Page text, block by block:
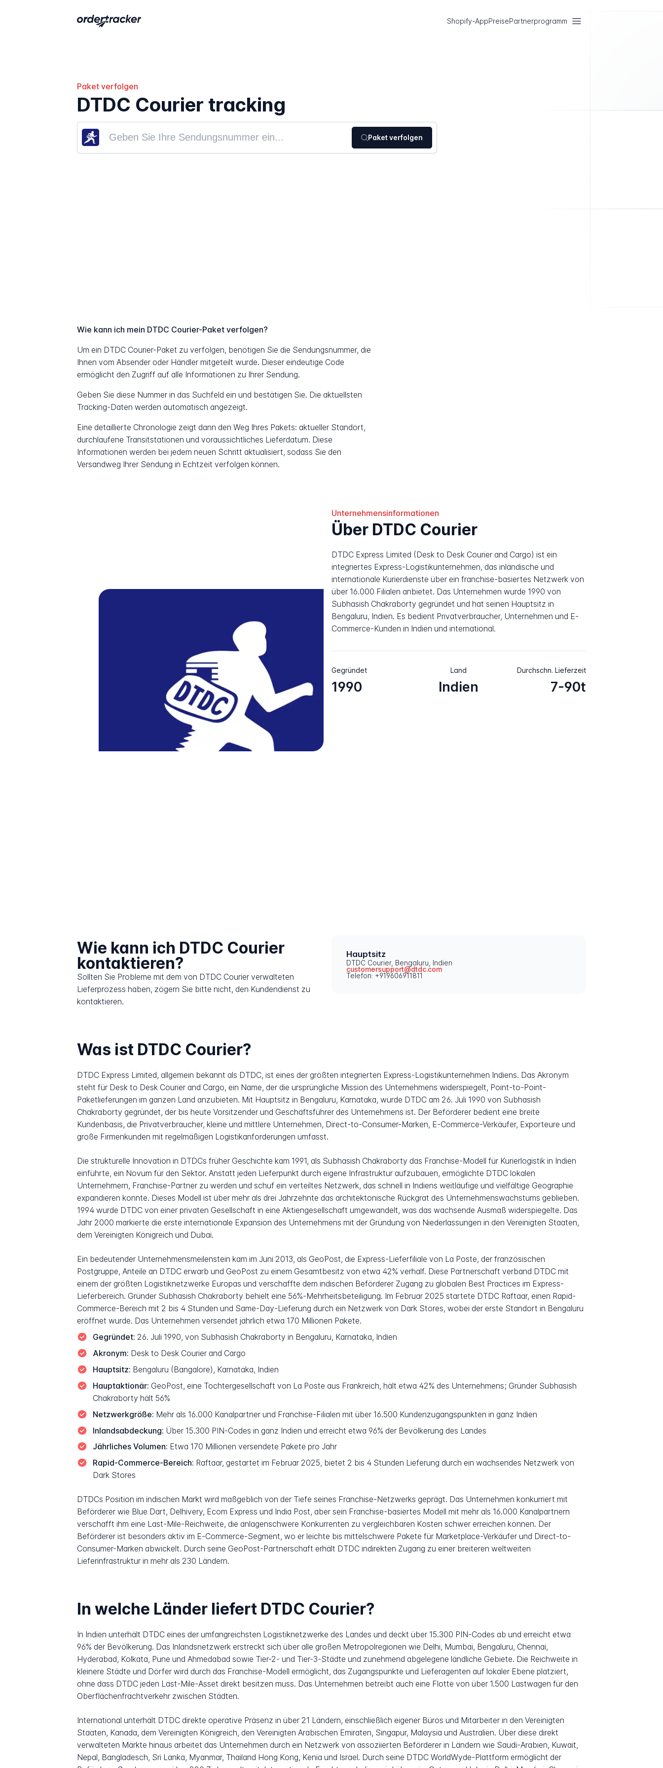
Shopify-AppPreisePartnerprogramm
Paket verfolgen
DTDC Courier tracking
Paket verfolgen
Wie kann ich mein DTDC Courier-Paket verfolgen?
Um ein DTDC Courier-Paket zu verfolgen, benötigen Sie die Sendungsnummer, die
Ihnen vom Absender oder Händler mitgeteilt wurde. Dieser eindeutige Code
ermöglicht den Zugriff auf alle Informationen zu Ihrer Sendung.
Geben Sie diese Nummer in das Suchfeld ein und bestätigen Sie. Die aktuellsten
Tracking-Daten werden automatisch angezeigt.
Eine detaillierte Chronologie zeigt dann den Weg Ihres Pakets: aktueller Standort,
durchlaufene Transitstationen und voraussichtliches Lieferdatum. Diese
Informationen werden bei jedem neuen Schritt aktualisiert, sodass Sie den
Versandweg Ihrer Sendung in Echtzeit verfolgen können.
Unternehmensinformationen
Über DTDC Courier
DTDC Express Limited (Desk to Desk Courier and Cargo) ist ein
integriertes Express-Logistikunternehmen, das inländische und
internationale Kurierdienste über ein franchise-basiertes Netzwerk von
über 16.000 Filialen anbietet. Das Unternehmen wurde 1990 von
Subhasish Chakraborty gegründet und hat seinen Hauptsitz in
Bengaluru, Indien. Es bedient Privatverbraucher, Unternehmen und E-
Commerce-Kunden in Indien und international.
Gegründet
1990
Land
Indien
Durchschn. Lieferzeit
7-90t
Wie kann ich DTDC Courier
kontaktieren?
Sollten Sie Probleme mit dem von DTDC Courier verwalteten
Lieferprozess haben, zögern Sie bitte nicht, den Kundendienst zu
kontaktieren.
Hauptsitz
DTDC Courier, Bengaluru, Indien
customersupport@dtdc.com
Telefon: +919606911811
Was ist DTDC Courier?
DTDC Express Limited, allgemein bekannt als DTDC, ist eines der größten integrierten Express-Logistikunternehmen Indiens. Das Akronym
steht für Desk to Desk Courier and Cargo, ein Name, der die ursprüngliche Mission des Unternehmens widerspiegelt, Point-to-Point-
Paketlieferungen im ganzen Land anzubieten. Mit Hauptsitz in Bengaluru, Karnataka, wurde DTDC am 26. Juli 1990 von Subhasish
Chakraborty gegründet, der bis heute Vorsitzender und Geschäftsführer des Unternehmens ist. Der Beförderer bedient eine breite
Kundenbasis, die Privatverbraucher, kleine und mittlere Unternehmen, Direct-to-Consumer-Marken, E-Commerce-Verkäufer, Exporteure und
große Firmenkunden mit regelmäßigen Logistikanforderungen umfasst.
Die strukturelle Innovation in DTDCs früher Geschichte kam 1991, als Subhasish Chakraborty das Franchise-Modell für Kurierlogistik in Indien
einführte, ein Novum für den Sektor. Anstatt jeden Lieferpunkt durch eigene Infrastruktur aufzubauen, ermöglichte DTDC lokalen
Unternehmern, Franchise-Partner zu werden und schuf ein verteiltes Netzwerk, das schnell in Indiens weitläufige und vielfältige Geographie
expandieren konnte. Dieses Modell ist über mehr als drei Jahrzehnte das architektonische Rückgrat des Unternehmenswachstums geblieben.
1994 wurde DTDC von einer privaten Gesellschaft in eine Aktiengesellschaft umgewandelt, was das wachsende Ausmaß widerspiegelte. Das
Jahr 2000 markierte die erste internationale Expansion des Unternehmens mit der Gründung von Niederlassungen in den Vereinigten Staaten,
dem Vereinigten Königreich und Dubai.
Ein bedeutender Unternehmensmeilenstein kam im Juni 2013, als GeoPost, die Express-Lieferfiliale von La Poste, der französischen
Postgruppe, Anteile an DTDC erwarb und GeoPost zu einem Gesamtbesitz von etwa 42% verhalf. Diese Partnerschaft verband DTDC mit
einem der größten Logistiknetzwerke Europas und verschaffte dem indischen Beförderer Zugang zu globalen Best Practices im Express-
Lieferbereich. Gründer Subhasish Chakraborty behielt eine 56%-Mehrheitsbeteiligung. Im Februar 2025 startete DTDC Raftaar, einen Rapid-
Commerce-Bereich mit 2 bis 4 Stunden und Same-Day-Lieferung durch ein Netzwerk von Dark Stores, wobei der erste Standort in Bengaluru
eröffnet wurde. Das Unternehmen versendet jährlich etwa 170 Millionen Pakete.
Gegründet: 26. Juli 1990, von Subhasish Chakraborty in Bengaluru, Karnataka, Indien
Akronym: Desk to Desk Courier and Cargo
Hauptsitz: Bengaluru (Bangalore), Karnataka, Indien
Hauptaktionär: GeoPost, eine Tochtergesellschaft von La Poste aus Frankreich, hält etwa 42% des Unternehmens; Gründer Subhasish
Chakraborty hält 56%
Netzwerkgröße: Mehr als 16.000 Kanalpartner und Franchise-Filialen mit über 16.500 Kundenzugangspunkten in ganz Indien
Inlandsabdeckung: Über 15.300 PIN-Codes in ganz Indien und erreicht etwa 96% der Bevölkerung des Landes
Jährliches Volumen: Etwa 170 Millionen versendete Pakete pro Jahr
Rapid-Commerce-Bereich: Raftaar, gestartet im Februar 2025, bietet 2 bis 4 Stunden Lieferung durch ein wachsendes Netzwerk von
Dark Stores
DTDCs Position im indischen Markt wird maßgeblich von der Tiefe seines Franchise-Netzwerks geprägt. Das Unternehmen konkurriert mit
Beförderer wie Blue Dart, Delhivery, Ecom Express und India Post, aber sein Franchise-basiertes Modell mit mehr als 16.000 Kanalpartnern
verschafft ihm eine Last-Mile-Reichweite, die anlagenschwere Konkurrenten zu vergleichbaren Kosten schwer erreichen können. Der
Beförderer ist besonders aktiv im E-Commerce-Segment, wo er leichte bis mittelschwere Pakete für Marketplace-Verkäufer und Direct-to-
Consumer-Marken abwickelt. Durch seine GeoPost-Partnerschaft erhält DTDC indirekten Zugang zu einer breiteren weltweiten
Lieferinfrastruktur in mehr als 230 Ländern.
In welche Länder liefert DTDC Courier?
In Indien unterhält DTDC eines der umfangreichsten Logistiknetzwerke des Landes und deckt über 15.300 PIN-Codes ab und erreicht etwa
96% der Bevölkerung. Das Inlandsnetzwerk erstreckt sich über alle großen Metropolregionen wie Delhi, Mumbai, Bengaluru, Chennai,
Hyderabad, Kolkata, Pune und Ahmedabad sowie Tier-2- und Tier-3-Städte und zunehmend abgelegene ländliche Gebiete. Die Reichweite in
kleinere Städte und Dörfer wird durch das Franchise-Modell ermöglicht, das Zugangspunkte und Lieferagenten auf lokaler Ebene platziert,
ohne dass DTDC jeden Last-Mile-Asset direkt besitzen muss. Das Unternehmen betreibt auch eine Flotte von über 1.500 Lastwagen für den
Oberflächenfrachtverkehr zwischen Städten.
International unterhält DTDC direkte operative Präsenz in über 21 Ländern, einschließlich eigener Büros und Mitarbeiter in den Vereinigten
Staaten, Kanada, dem Vereinigten Königreich, den Vereinigten Arabischen Emiraten, Singapur, Malaysia und Australien. Über diese direkt
verwalteten Märkte hinaus arbeitet das Unternehmen durch ein Netzwerk von assoziierten Beförderer in Ländern wie Saudi-Arabien, Kuwait,
Nepal, Bangladesch, Sri Lanka, Myanmar, Thailand Hong Kong, Kenia und Israel. Durch seine DTDC WorldWyde-Plattform ermöglicht der